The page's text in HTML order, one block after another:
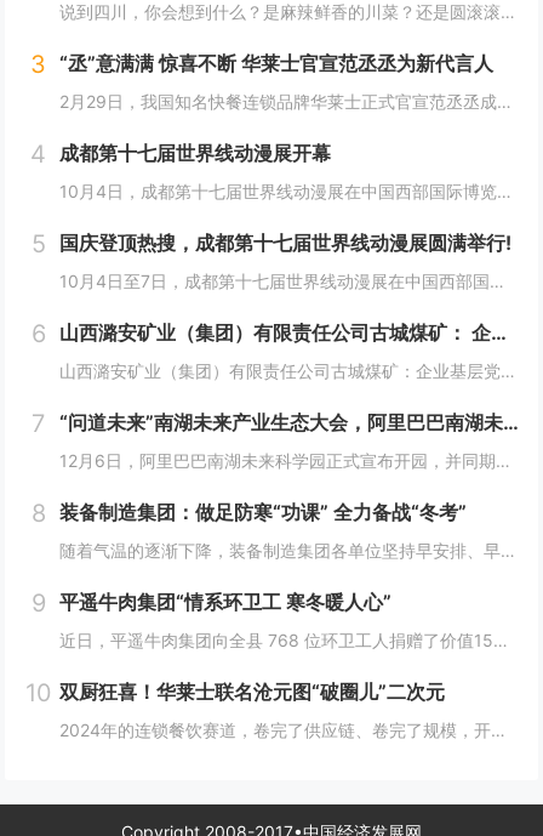
说到四川，你会想到什么？是麻辣鲜香的川菜？还是圆滚滚可爱的国宝“胖达”？华莱士寻味中国系列终于来到了川蜀之地，与央视动漫熊猫和和联名，9月20日重磅上新华莱士川蜀鱼香肉丝风味鸡腿堡，从舌尖出发，探寻川蜀美食的“灵魂”。中国华莱士一直秉承着传...
3 “丞”意满满 惊喜不断 华莱士官宣范丞丞为新代言人
2月29日，我国知名快餐连锁品牌华莱士正式官宣范丞丞成为中国华莱士的品牌代言人。配合官宣，华莱士携手范丞丞发布了全新的品牌TVC，还为范丞丞的粉丝们量身定制了“丞意满满”的惊喜，与范丞丞共同开启创意十足的“春日之旅”。“丞”至金开，共掀美食...
4 成都第十七届世界线动漫展开幕
10月4日，成都第十七届世界线动漫展在中国西部国际博览城开幕。本届展会以“逐浪追风，记秋航行”为主题，涵盖品牌展商互动、主题游戏体验、沉浸主题摄影、声优大赛、电竞比赛、嘉宾签售、主题巡游和IP周边销售等核心内容。展会服务继续升级！成都第十七...
5 国庆登顶热搜，成都第十七届世界线动漫展圆满举行!
10月4日至7日，成都第十七届世界线动漫展在中国西部国际博览城成功举行。世界线动漫展是成都本土市场孕育的动漫展会，凭借独特的游戏体验和品牌展商互动内容，在年轻二次元人群好评如潮，成为了西部地区受众人数最多、规模最大的动漫展会。成都第十七届世...
6 山西潞安矿业（集团）有限责任公司古城煤矿： 企业基层党组织如何围绕中心工作发挥宣传赋能作用
山西潞安矿业（集团）有限责任公司古城煤矿：企业基层党组织如何围绕中心工作发挥宣传赋能作用 习近平总书记指出，做好新形势下宣传思想工作，必须自觉承担起举旗帜、聚民心、育新人、兴文化、展形象的使命任务，这为国企做好宣传思想工作提供了根...
7 “问道未来”南湖未来产业生态大会，阿里巴巴南湖未来科学园正式宣布开园
12月6日，阿里巴巴南湖未来科学园正式宣布开园，并同期举办了“问道未来——南湖未来产业生态大会”。此次活动中，由阿里巴巴达摩院主导的湖畔实验室、中国科学院院士叶志镇团队、西湖大学裴端卿教授实验室等共计106家科技创新企业及实验室正式入驻并举...
8 装备制造集团：做足防寒“功课” 全力备战“冬考”
随着气温的逐渐下降，装备制造集团各单位坚持早安排、早准备、早落实，超前部署、多措并举做好防冻保暖工作，全力保障冬季生产安全稳定运行。“报告值班长，井口热风机组经过全面检修维护，昨天进行了试运转，一切正常。”寺河煤矿二号井机电运行工区班前会上...
9 平遥牛肉集团“情系环卫工 寒冬暖人心”
近日，平遥牛肉集团向全县 768 位环卫工人捐赠了价值15万余元的保暖衣和保温杯。这一善举主要源于对环卫工人辛勤付出的由衷敬意。他们每日穿梭在平遥的大街小巷，无畏寒暑，为城市的整洁默默奉献，这种精神深深触动了平遥牛肉集团...
10 双厨狂喜！华莱士联名沧元图“破圈儿”二次元
2024年的连锁餐饮赛道，卷完了供应链、卷完了规模，开始卷起了营销和文化，而作为我国连锁快餐的龙头企业，华莱士无疑是最会玩儿的“玩家”之一。日前，华莱士联名沧元图，用国潮、国漫文化，破圈儿二次元，掀起了“华门信徒”和二次元粉丝的“双厨狂喜”...
Copyright 2008-2017•中国经济发展网